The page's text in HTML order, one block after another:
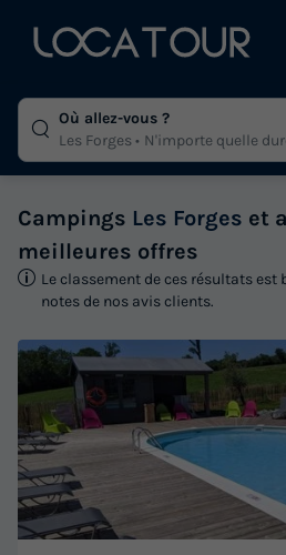
Où allez-vous ?
Les Forges
N'importe quelle
Campings Les Forges et
meilleures offres
Le classement de ces résultats est
notes de nos avis clients.